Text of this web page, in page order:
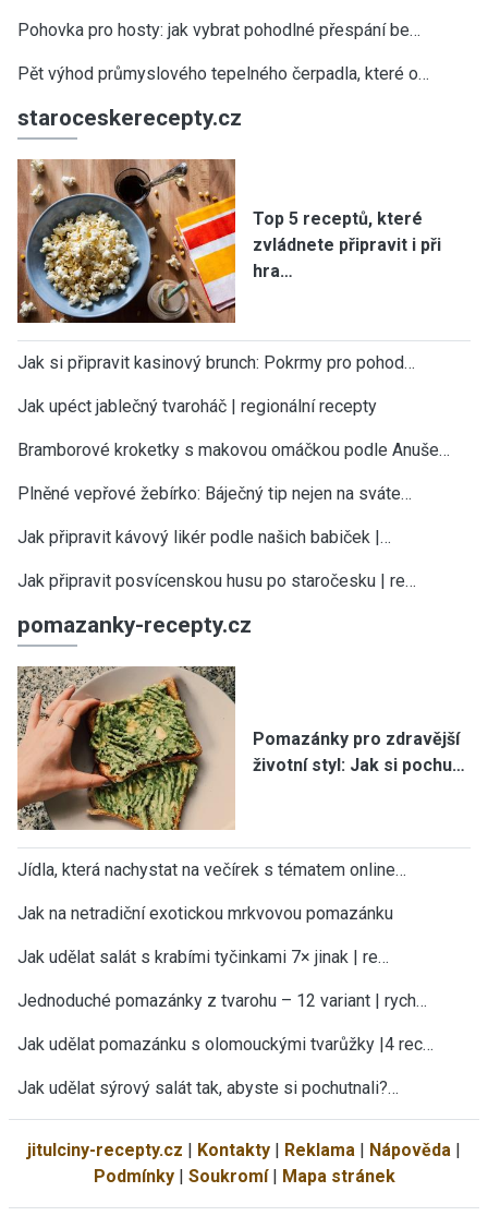
Pohovka pro hosty: jak vybrat pohodlné přespání be…
Pět výhod průmyslového tepelného čerpadla, které o…
staroceskerecepty.cz
Top 5 receptů, které
zvládnete připravit i při
hra…
Jak si připravit kasinový brunch: Pokrmy pro pohod…
Jak upéct jablečný tvaroháč | regionální recepty
Bramborové kroketky s makovou omáčkou podle Anuše…
Plněné vepřové žebírko: Báječný tip nejen na sváte…
Jak připravit kávový likér podle našich babiček |…
Jak připravit posvícenskou husu po staročesku | re…
pomazanky-recepty.cz
Pomazánky pro zdravější
životní styl: Jak si pochu…
Jídla, která nachystat na večírek s tématem online…
Jak na netradiční exotickou mrkvovou pomazánku
Jak udělat salát s krabími tyčinkami 7× jinak | re…
Jednoduché pomazánky z tvarohu – 12 variant | rych…
Jak udělat pomazánku s olomouckými tvarůžky |4 rec…
Jak udělat sýrový salát tak, abyste si pochutnali?…
jitulciny-recepty.cz | Kontakty | Reklama | Nápověda |
Podmínky| Soukromí| Mapa stránek